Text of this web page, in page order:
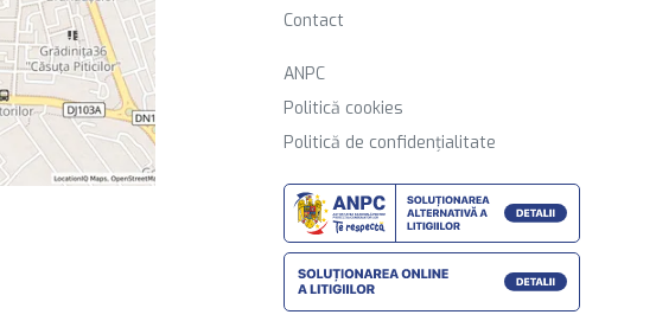
Contact
ANPC
Politică cookies
Politică de confidențialitate